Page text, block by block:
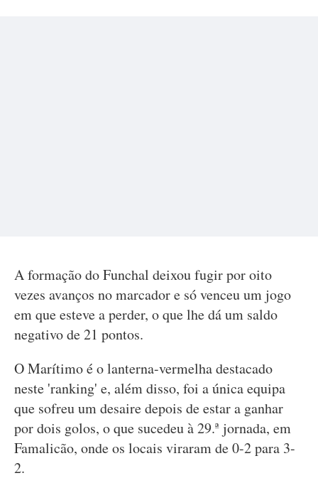
A formação do Funchal deixou fugir por oito
vezes avanços no marcador e só venceu um jogo
em que esteve a perder, o que lhe dá um saldo
negativo de 21 pontos.
O Marítimo é o lanterna-vermelha destacado
neste 'ranking' e, além disso, foi a única equipa
que sofreu um desaire depois de estar a ganhar
por dois golos, o que sucedeu à 29.ª jornada, em
Famalicão, onde os locais viraram de 0-2 para 3-
2.